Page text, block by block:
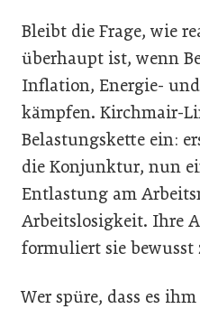
Bleibt die Frage, wie
überhaupt ist, wenn
Inflation, Energie-
kämpfen. Kirchmair-
Belastungskette ein:
die Konjunktur, nun
Entlastung am
Arbeitslosigkeit. Ihre
formuliert sie bewusst
Wer spüre, dass es